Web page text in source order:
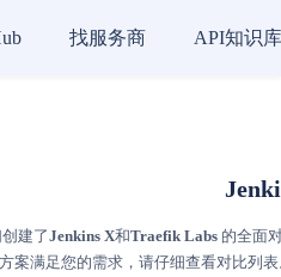
找服务商 API知识库
建了Jenkins X和Traefik Labs 的全面
案满足您的需求，请仔细查看对比列